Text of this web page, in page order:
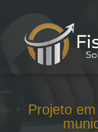
Projeto